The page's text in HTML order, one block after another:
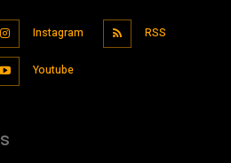
Instagram RSS
Youtube